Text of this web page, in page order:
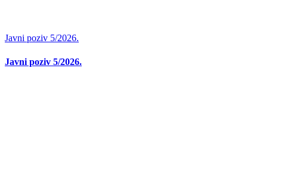
Javni poziv 5/2026.
Javni poziv 5/2026.